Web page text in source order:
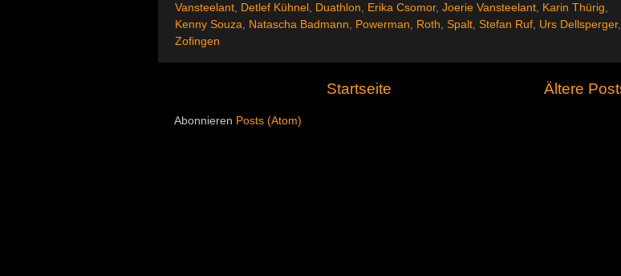
Vansteelant Detlef Kühnel Duathlon Erika Csomor, Joerie Vansteelant Karin Thürig
Kenny Souza
Natascha Badmann Powerman Roth Spalt Stefan Ruf Urs Dellsperger,
Zofingen
Ältere
Startseite
Abonnieren Posts (Atom)